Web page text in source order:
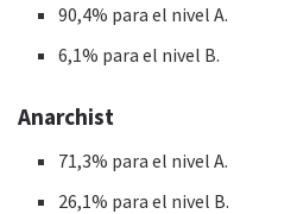
90,4% para el nivel A.
6,1% para el nivel B.
Anarchist
71,3% para el nivel A.
26,1% para el nivel B.